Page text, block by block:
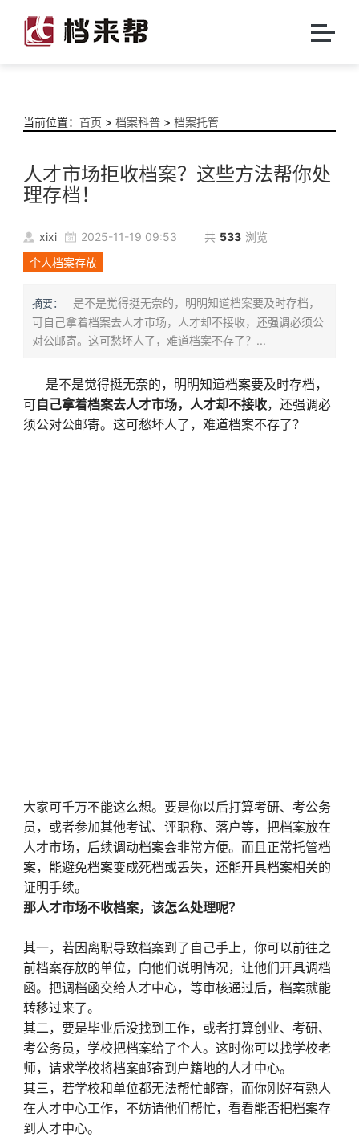
当前位置： 首页 > 档案科普> 档案托管
人才市场拒收档案？这些方法帮你处
理存档！
xixi 2025-11-19 09:53 共 533 浏览
个人档案存放
摘要：
是不是觉得挺无奈的，明明知道档案要及时存档，
可自己拿着档案去人才市场，人才却不接收，还强调必须公
对公邮寄。这可愁坏人了，难道档案不存了？...
是不是觉得挺无奈的，明明知道档案要及时存档，
可自己拿着档案去人才市场，人才却不接收，还强调必
须公对公邮寄。这可愁坏人了，难道档案不存了？
大家可千万不能这么想。要是你以后打算考研、考公务
员，或者参加其他考试、评职称、落户等，把档案放在
人才市场，后续调动档案会非常方便。而且正常托管档
案，能避免档案变成死档或丢失，还能开具档案相关的
证明手续。
那人才市场不收档案，该怎么处理呢？
其一，若因离职导致档案到了自己手上，你可以前往之
前档案存放的单位，向他们说明情况，让他们开具调档
函。把调档函交给人才中心，等审核通过后，档案就能
转移过来了。
其二，要是毕业后没找到工作，或者打算创业、考研、
考公务员，学校把档案给了个人。这时你可以找学校老
师，请求学校将档案邮寄到户籍地的人才中心。
其三，若学校和单位都无法帮忙邮寄，而你刚好有熟人
在人才中心工作，不妨请他们帮忙，看看能否把档案存
到人才中心。